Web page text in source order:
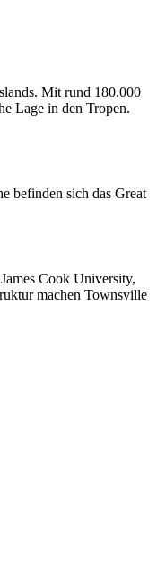
Mit rund 180.000
Lage in den Tropen.
befinden sich das Great
Cook University,
machen Townsville